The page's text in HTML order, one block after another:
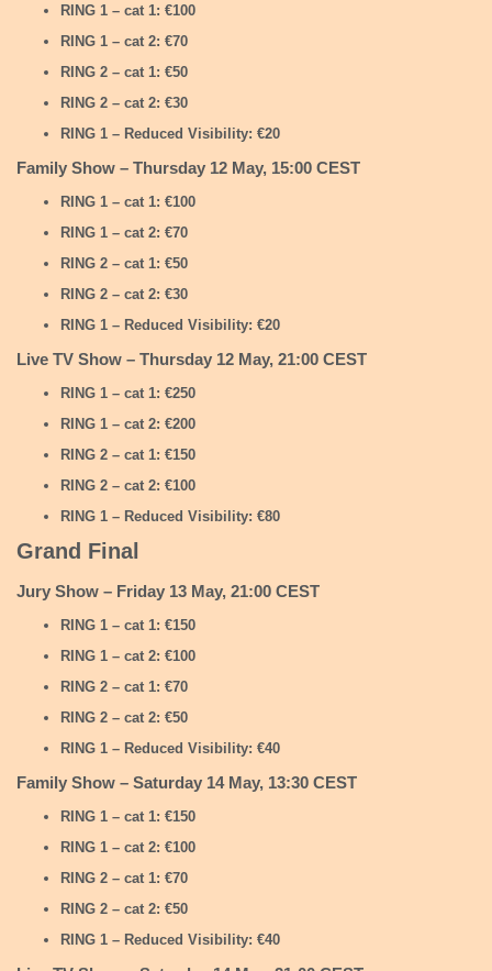
RING 1 – cat 1: €100
RING 1 – cat 2: €70
RING 2 – cat 1: €50
RING 2 – cat 2: €30
RING 1 – Reduced Visibility: €20
Family Show – Thursday 12 May, 15:00 CEST
RING 1 – cat 1: €100
RING 1 – cat 2: €70
RING 2 – cat 1: €50
RING 2 – cat 2: €30
RING 1 – Reduced Visibility: €20
Live TV Show – Thursday 12 May, 21:00 CEST
RING 1 – cat 1: €250
RING 1 – cat 2: €200
RING 2 – cat 1: €150
RING 2 – cat 2: €100
RING 1 – Reduced Visibility: €80
Grand Final
Jury Show – Friday 13 May, 21:00 CEST
RING 1 – cat 1: €150
RING 1 – cat 2: €100
RING 2 – cat 1: €70
RING 2 – cat 2: €50
RING 1 – Reduced Visibility: €40
Family Show – Saturday 14 May, 13:30 CEST
RING 1 – cat 1: €150
RING 1 – cat 2: €100
RING 2 – cat 1: €70
RING 2 – cat 2: €50
RING 1 – Reduced Visibility: €40